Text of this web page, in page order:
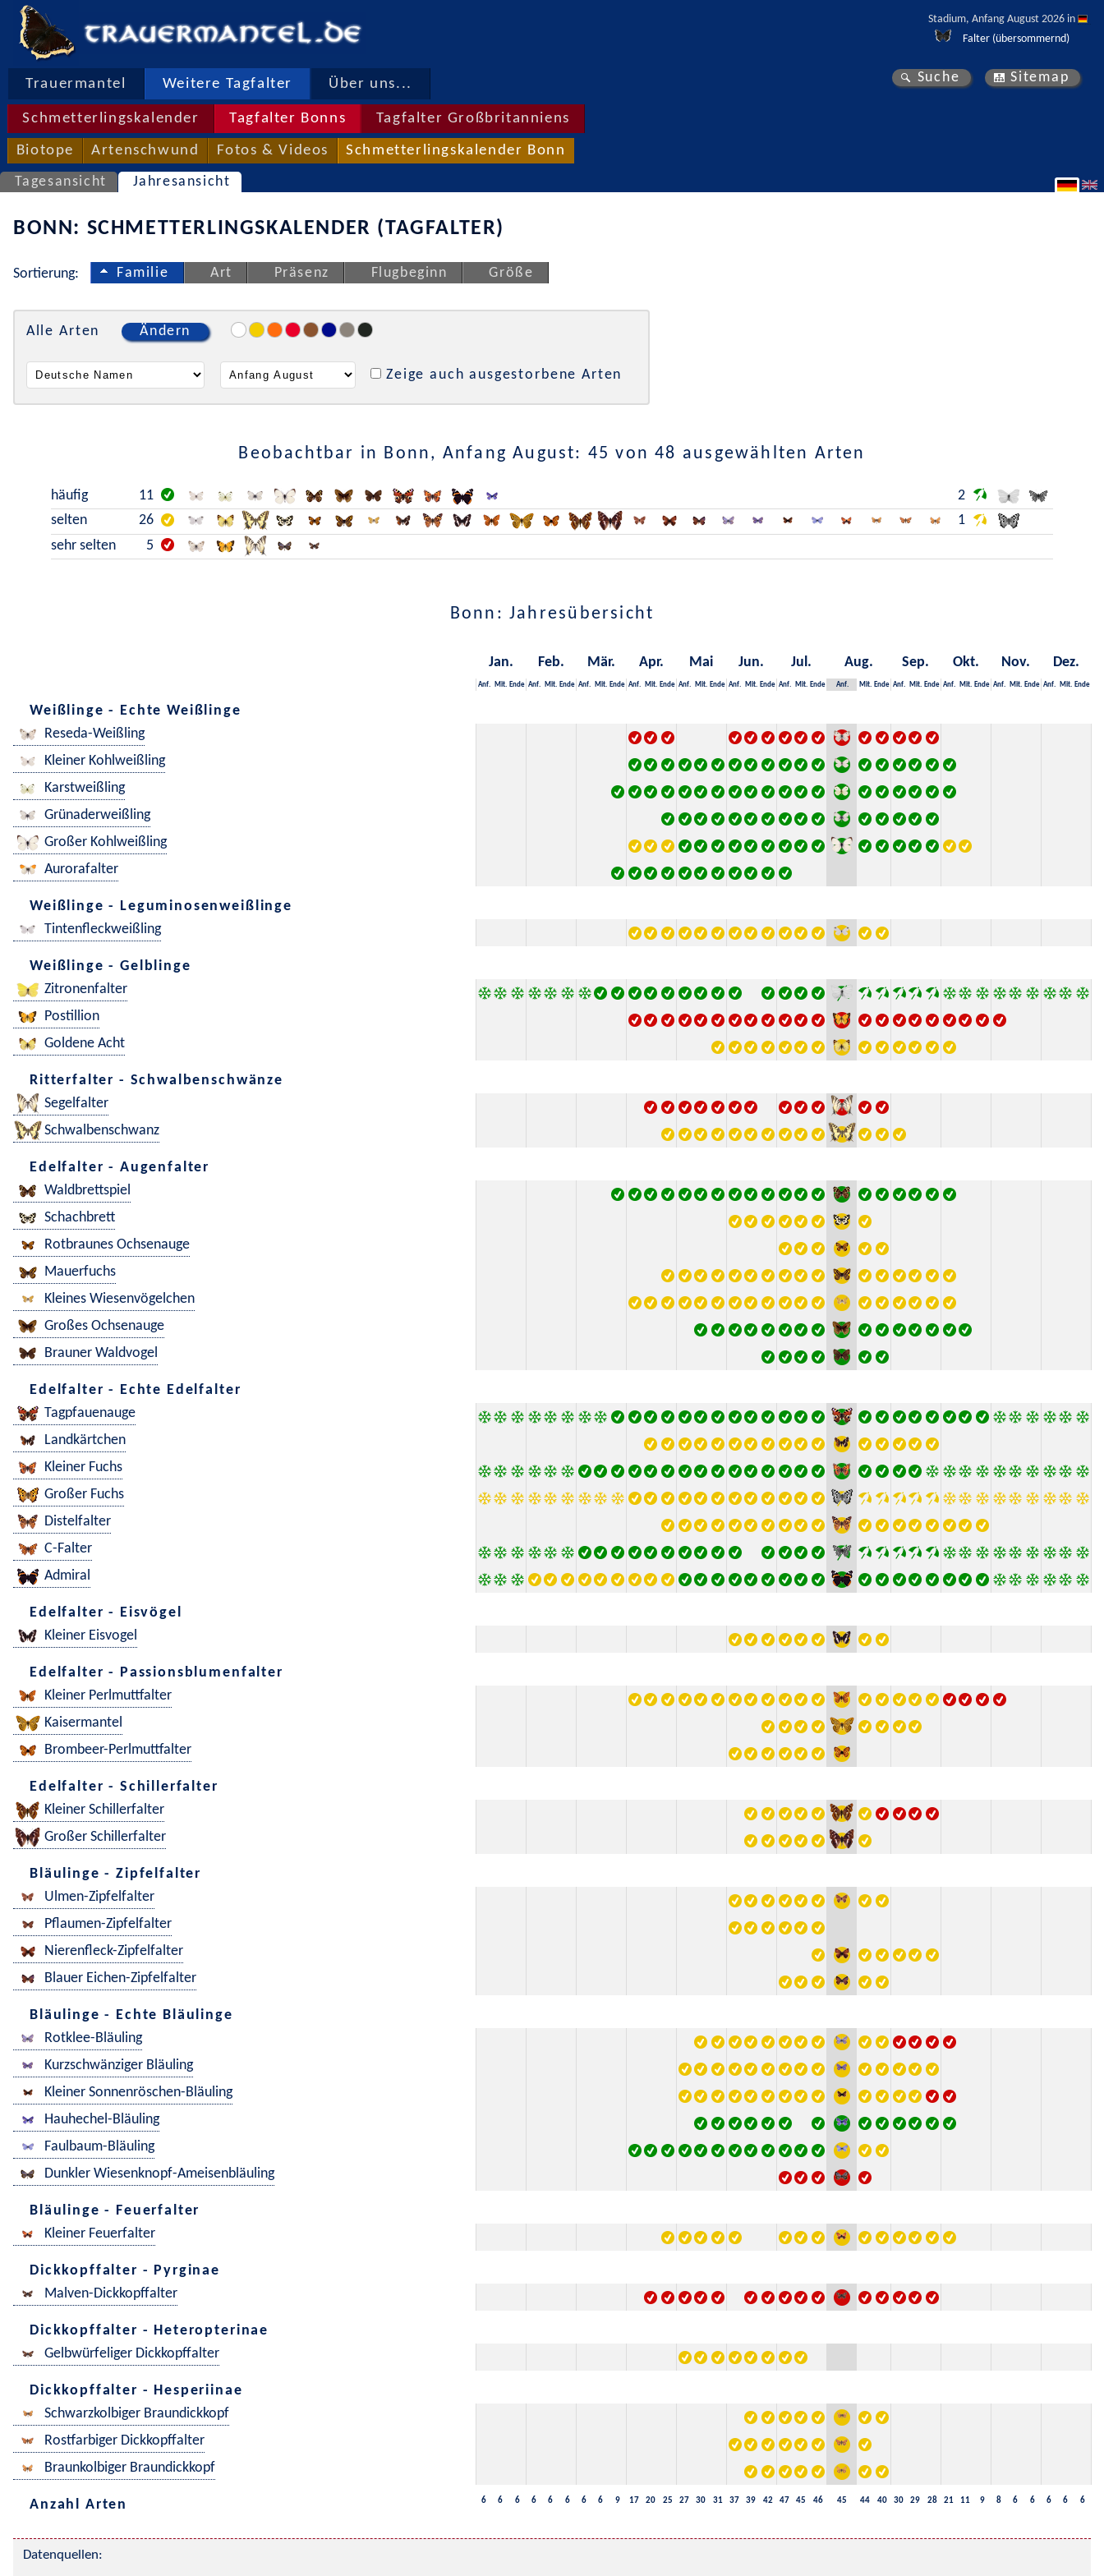
Stadium, Anfang August 2026 in
Falter (übersommernd)
Trauermantel Weitere Tagfalter Über uns...
Schmetterlingskalender Tagfalter Bonns Tagfalter Großbritanniens
Biotope Artenschwund Fotos & Videos Schmetterlingskalender Bonn
Suche Sitemap
Tagesansicht Jahresansicht
BONN: SCHMETTERLINGSKALENDER (TAGFALTER)
Sortierung: Familie Art Präsenz Flugbeginn Größe
Alle Arten Ändern
Zeige auch ausgestorbene Arten
Beobachtbar in Bonn, Anfang August: 45 von 48 ausgewählten Arten
häufig 11
2
selten
26
1
sehr selten
5
Bonn: Jahresübersicht
Jan. Feb. Mär. Apr. Mai Jun. Jul. Aug. Sep. Okt. Nov. Dez.
Anf. Mit. Ende Anf. Mit. Ende Anf. Mit. Ende Anf. Mit. Ende Anf. Mit. Ende Anf. Mit. Ende Anf. Mit. Ende Anf. Mit. Ende Anf. Mit. Ende Anf. Mit. Ende Anf. Mit. Ende Anf. Mit. Ende
Weißlinge - Echte Weißlinge
Reseda-Weißling
Kleiner Kohlweißling
Karstweißling
Grünaderweißling
Großer Kohlweißling
Aurorafalter
Weißlinge - Leguminosenweißlinge
Tintenfleckweißling
Weißlinge - Gelblinge
Zitronenfalter
Postillion
Goldene Acht
Ritterfalter - Schwalbenschwänze
Segelfalter
Schwalbenschwanz
Edelfalter - Augenfalter
Waldbrettspiel
Schachbrett
Rotbraunes Ochsenauge
Mauerfuchs
Kleines Wiesenvögelchen
Großes Ochsenauge
Brauner Waldvogel
Edelfalter - Echte Edelfalter
Tagpfauenauge
Landkärtchen
Kleiner Fuchs
Großer Fuchs
Distelfalter
C-Falter
Admiral
Edelfalter - Eisvögel
Kleiner Eisvogel
Edelfalter - Passionsblumenfalter
Kleiner Perlmuttfalter
Kaisermantel
Brombeer-Perlmuttfalter
Edelfalter - Schillerfalter
Kleiner Schillerfalter
Großer Schillerfalter
Bläulinge - Zipfelfalter
Ulmen-Zipfelfalter
Pflaumen-Zipfelfalter
Nierenfleck-Zipfelfalter
Blauer Eichen-Zipfelfalter
Bläulinge - Echte Bläulinge
Rotklee-Bläuling
Kurzschwänziger Bläuling
Kleiner Sonnenröschen-Bläuling
Hauhechel-Bläuling
Faulbaum-Bläuling
Dunkler Wiesenknopf-Ameisenbläuling
Bläulinge - Feuerfalter
Kleiner Feuerfalter
Dickkopffalter - Pyrginae
Malven-Dickkopffalter
Dickkopffalter - Heteropterinae
Gelbwürfeliger Dickkopffalter
Dickkopffalter - Hesperiinae
Schwarzkolbiger Braundickkopf
Rostfarbiger Dickkopffalter
Braunkolbiger Braundickkopf
Anzahl Arten 6 6 6 6 6 6 6 6 9 17 20 25 27 30 31 37 39 42 47 45 46 45 44 40 30 29 28 21 11 9 8 6 6 6 6 6
Datenquellen: